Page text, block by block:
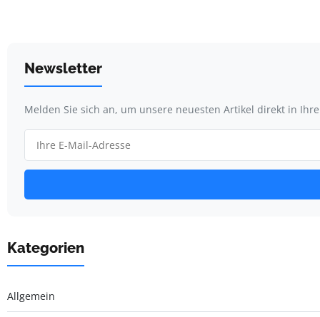
Newsletter
Melden Sie sich an, um unsere neuesten Artikel direkt in
Kategorien
Allgemein